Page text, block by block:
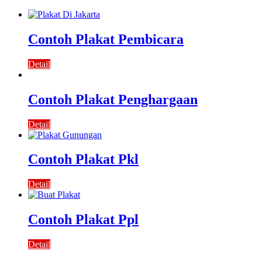
Contoh Plakat Pembicara
Detail
Contoh Plakat Penghargaan
Detail
Contoh Plakat Pkl
Detail
Contoh Plakat Ppl
Detail